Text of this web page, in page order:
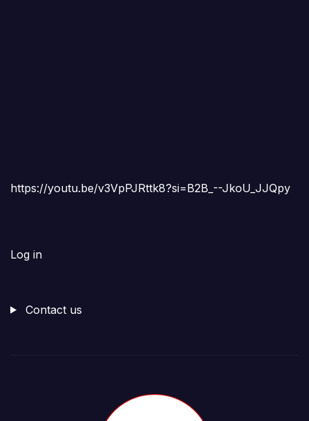
https://youtu.be/v3VpPJRttk8?si=B2B_--JkoU_JJQpy
Log in
Contact us